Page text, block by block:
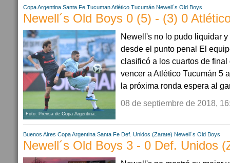
Copa Argentina Santa Fe TucumanAtlético Tucumán Newell´s Old Boys
Newell´s Old Boys 0 (5) - (3) 0
Foto: Prensa de Copa Argentina.
Newell's no lo pudo liquidar
desde el punto penal El
clasificó a los cuartos de
vencer a Atlético Tucumán 5
la próxima ronda espera al
08 de septiembre de 2018,
Buenos Aires Copa Argentina Santa Fe Def. Unidos (Zarate) Newell´s Old Boys
Newell´s Old Boys 3 - 0 Def. Unidos